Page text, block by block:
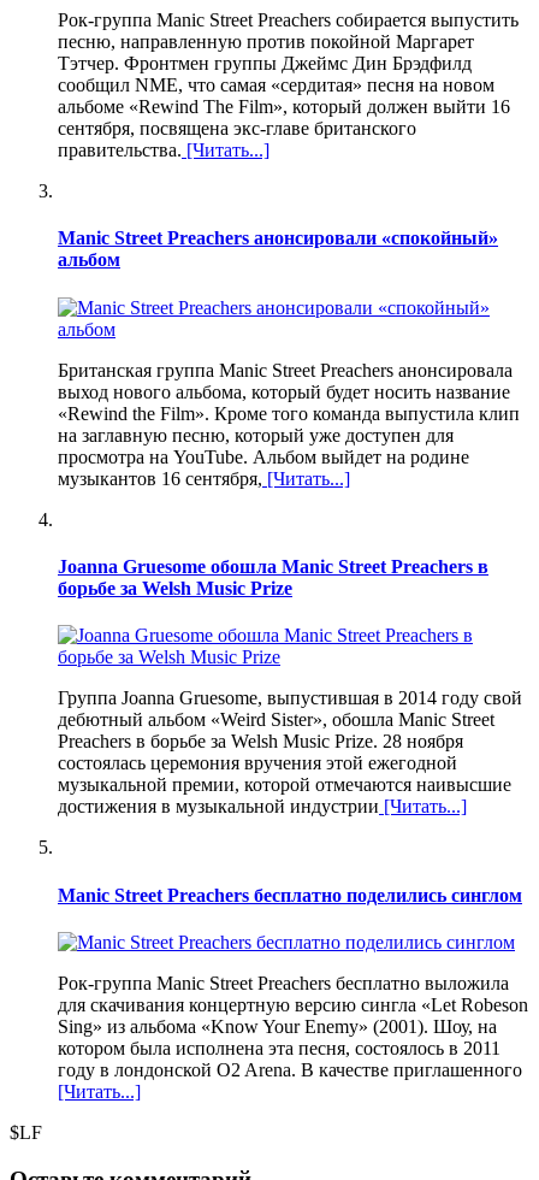
Рок-группа Manic Street Preachers собирается выпустить
песню, направленную против покойной Маргарет
Тэтчер. Фронтмен группы Джеймс Дин Брэдфилд
сообщил NME, что самая «сердитая» песня на новом
альбоме «Rewind The Film», который должен выйти 16
сентября, посвящена экс-главе британского
правительства. [Читать...]
Manic Street Preachers анонсировали «спокойный»
альбом
Британская группа Manic Street Preachers анонсировала
выход нового альбома, который будет носить название
«Rewind the Film». Кроме того команда выпустила клип
на заглавную песню, который уже доступен для
просмотра на YouTube. Альбом выйдет на родине
музыкантов 16 сентября, [Читать...]
Joanna Gruesome обошла Manic Street Preachers в
борьбе за Welsh Music Prize
Группа Joanna Gruesome, выпустившая в 2014 году свой
дебютный альбом «Weird Sister», обошла Manic Street
Preachers в борьбе за Welsh Music Prize. 28 ноября
состоялась церемония вручения этой ежегодной
музыкальной премии, которой отмечаются наивысшие
достижения в музыкальной индустрии [Читать...]
Manic Street Preachers бесплатно поделились синглом
Рок-группа Manic Street Preachers бесплатно выложила
для скачивания концертную версию сингла «Let Robeson
Sing» из альбома «Know Your Enemy» (2001). Шоу, на
котором была исполнена эта песня, состоялось в 2011
году в лондонской O2 Arena. В качестве приглашенного
[Читать...]
$LF